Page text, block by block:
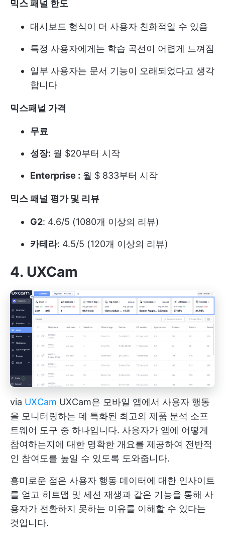
믹스 패널 한도
대시보드 형식이 더 사용자 친화적일 수 있음
특정 사용자에게는 학습 곡선이 어렵게 느껴짐
일부 사용자는 문서 기능이 오래되었다고 생각
합니다
믹스패널 가격
무료
성장: 월 $20부터 시작
Enterprise : 월 $ 833부터 시작
믹스 패널 평가 및 리뷰
G2: 4.6/5 (1080개 이상의 리뷰)
카테라: 4.5/5 (120개 이상의 리뷰)
4. UXCam
via UXCam UXCam은 모바일 앱에서 사용자 행동
을 모니터링하는 데 특화된 최고의 제품 분석 소프
트웨어 도구 중 하나입니다. 사용자가 앱에 어떻게
참여하는지에 대한 명확한 개요를 제공하여 전반적
인 참여도를 높일 수 있도록 도와줍니다.
흥미로운 점은 사용자 행동 데이터에 대한 인사이트
를 얻고 히트맵 및 세션 재생과 같은 기능을 통해 사
용자가 전환하지 못하는 이유를 이해할 수 있다는
것입니다.